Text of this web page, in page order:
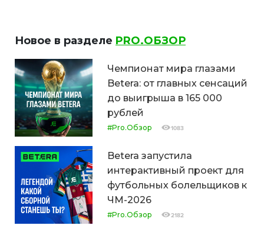
Новое в разделе PRO.ОБЗОР
Чемпионат мира глазами
Betera: от главных сенсаций
до выигрыша в 165 000
рублей
#Pro.Обзор 1083
Betera запустила
интерактивный проект для
футбольных болельщиков к
ЧМ-2026
#Pro.Обзор 2182